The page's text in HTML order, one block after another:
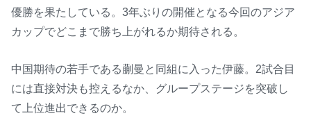
優勝を果たしている。3年ぶりの開催となる今回のアジア
カップでどこまで勝ち上がれるか期待される。
中国期待の若手である蒯曼と同組に入った伊藤。2試合目
には直接対決も控えるなか、グループステージを突破し
て上位進出できるのか。